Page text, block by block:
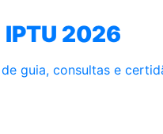
IPTU 2026
guia, consultas e